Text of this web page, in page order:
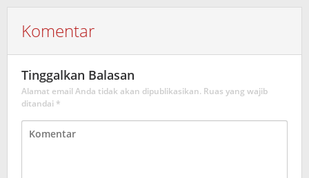
Komentar
Tinggalkan Balasan
Alamat email Anda tidak akan dipublikasikan. Ruas yang wajib
ditandai *